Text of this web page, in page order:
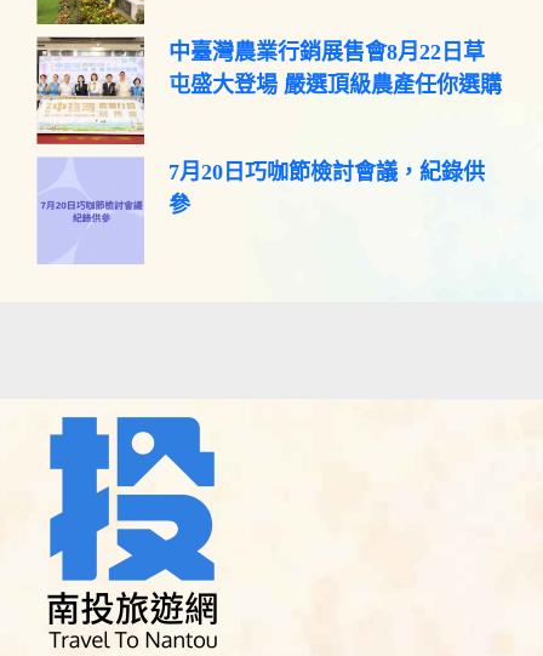
中臺灣農業行銷展售會8月22日草
屯盛大登場 嚴選頂級農產任你選購
7月20日巧咖節檢討會議，紀錄供
參